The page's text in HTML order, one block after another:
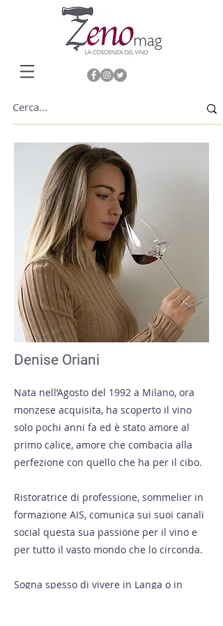
Denise Oriani
Nata nell’Agosto del 1992 a Milano, ora
monzese acquisita, ha scoperto il vino
solo pochi anni fa ed è stato amore al
primo calice, amore che combacia alla
perfezione con quello che ha per il cibo.
Ristoratrice di professione, sommelier in
formazione AIS, comunica sui suoi canali
social questa sua passione per il vino e
per tutto il vasto mondo che lo circonda.
Sogna spesso di vivere in Langa o in